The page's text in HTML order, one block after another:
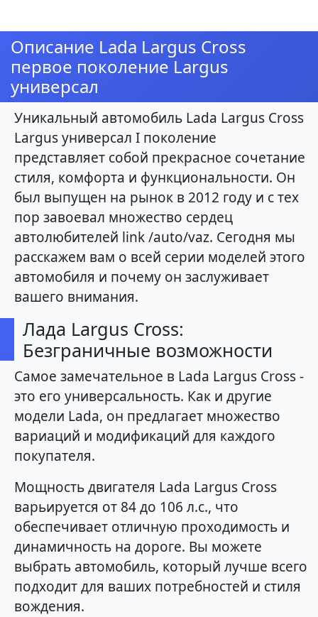
Описание Lada Largus Cross
первое поколение Largus
универсал
Уникальный автомобиль Lada Largus Cross
Largus универсал I поколение
представляет собой прекрасное сочетание
стиля, комфорта и функциональности. Он
был выпущен на рынок в 2012 году и с тех
пор завоевал множество сердец
автолюбителей link /auto/vaz. Сегодня мы
расскажем вам о всей серии моделей этого
автомобиля и почему он заслуживает
вашего внимания.
Лада Largus Cross:
Безграничные возможности
Самое замечательное в Lada Largus Cross -
это его универсальность. Как и другие
модели Lada, он предлагает множество
вариаций и модификаций для каждого
покупателя.
Мощность двигателя Lada Largus Cross
варьируется от 84 до 106 л.с., что
обеспечивает отличную проходимость и
динамичность на дороге. Вы можете
выбрать автомобиль, который лучше всего
подходит для ваших потребностей и стиля
вождения.